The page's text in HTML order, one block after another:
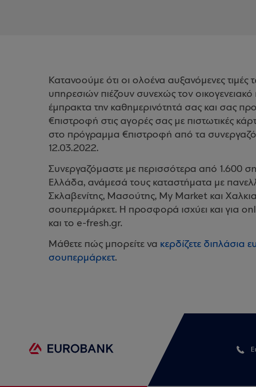
Κατανοούμε ότι οι ολοένα αυξανόμενες
υπηρεσιών πιέζουν συνεχώς τον
έμπρακτα την καθημερινότητά σας και σας
€πιστροφή στις αγορές σας με πιστωτικές
στο πρόγραμμα €πιστροφή από τα
12.03.2022.
Συνεργαζόμαστε με περισσότερα από 1.600
Ελλάδα, ανάμεσά τους καταστήματα με
Σκλαβενίτης, Μασούτης, My Market και
σουπερμάρκετ. Η προσφορά ισχύει και για
και το e-fresh.gr.
Μάθετε πώς μπορείτε να κερδίζετε διπλάσια
σουπερμάρκετ.